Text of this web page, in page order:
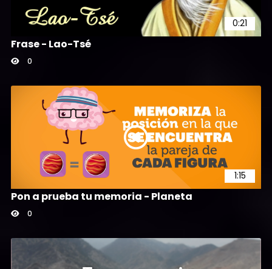
0:21
Frase - Lao-Tsé
0
1:15
Pon a prueba tu memoria - Planeta
0